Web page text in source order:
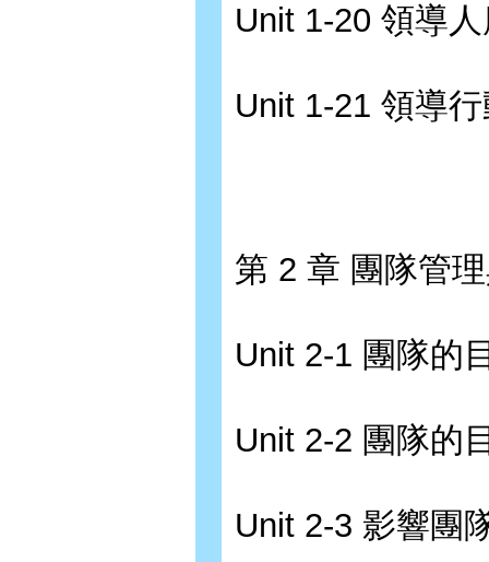
Unit 1-20 領導
Unit 1-21 領導
第 2 章 團隊管
Unit 2-1 團隊的
Unit 2-2 團隊的
Unit 2-3 影響團